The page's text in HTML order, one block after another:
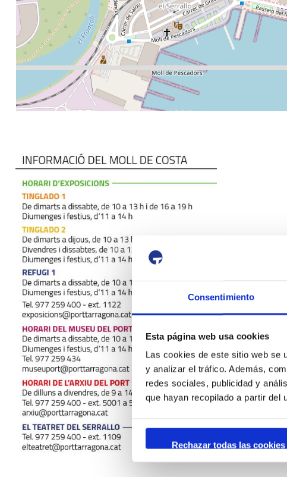
Consentimiento
Esta página web usa cookies
Las cookies de este sitio web se
y analizar el tráfico. Además,
redes sociales, publicidad y
que hayan recopilado a partir del
Rechazar todas las cookies